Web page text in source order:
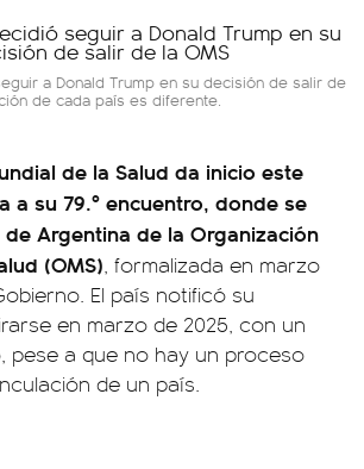
a Donald Trump en su decisión de salir de
de cada país es diferente.
de la Salud da inicio este
a su 79.º encuentro, donde se
Argentina de la Organización
(OMS), formalizada en marzo
El país notificó su
en marzo de 2025, con un
pese a que no hay un proceso
de un país.